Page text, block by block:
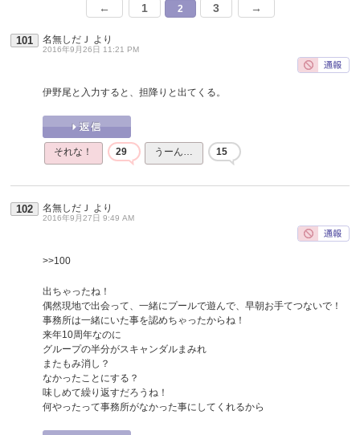
← 1 2 3 →
101 名無しだＪ より
2016年9月26日 11:21 PM
伊野尾と入力すると、担降りと出てくる。
それな！ 29 うーん… 15
102 名無しだＪ より
2016年9月27日 9:49 AM
>>100
出ちゃったね！
偶然現地で出会って、一緒にプールで遊んで、早朝お手てつないで！
事務所は一緒にいた事を認めちゃったからね！
来年10周年なのに
グループの半分がスキャンダルまみれ
またもみ消し？
なかったことにする？
味しめて繰り返すだろうね！
何やったって事務所がなかった事にしてくれるから